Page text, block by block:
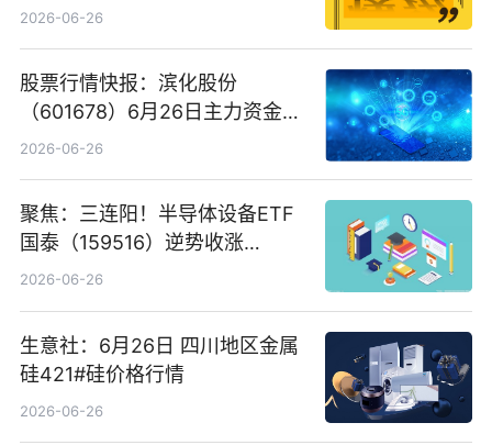
2026-06-26
股票行情快报：滨化股份
（601678）6月26日主力资金净
卖出5964.34万元
2026-06-26
聚焦：三连阳！半导体设备ETF
国泰（159516）逆势收涨
3.5%，近10日累计净流入超65
2026-06-26
生意社：6月26日 四川地区金属
硅421#硅价格行情
2026-06-26